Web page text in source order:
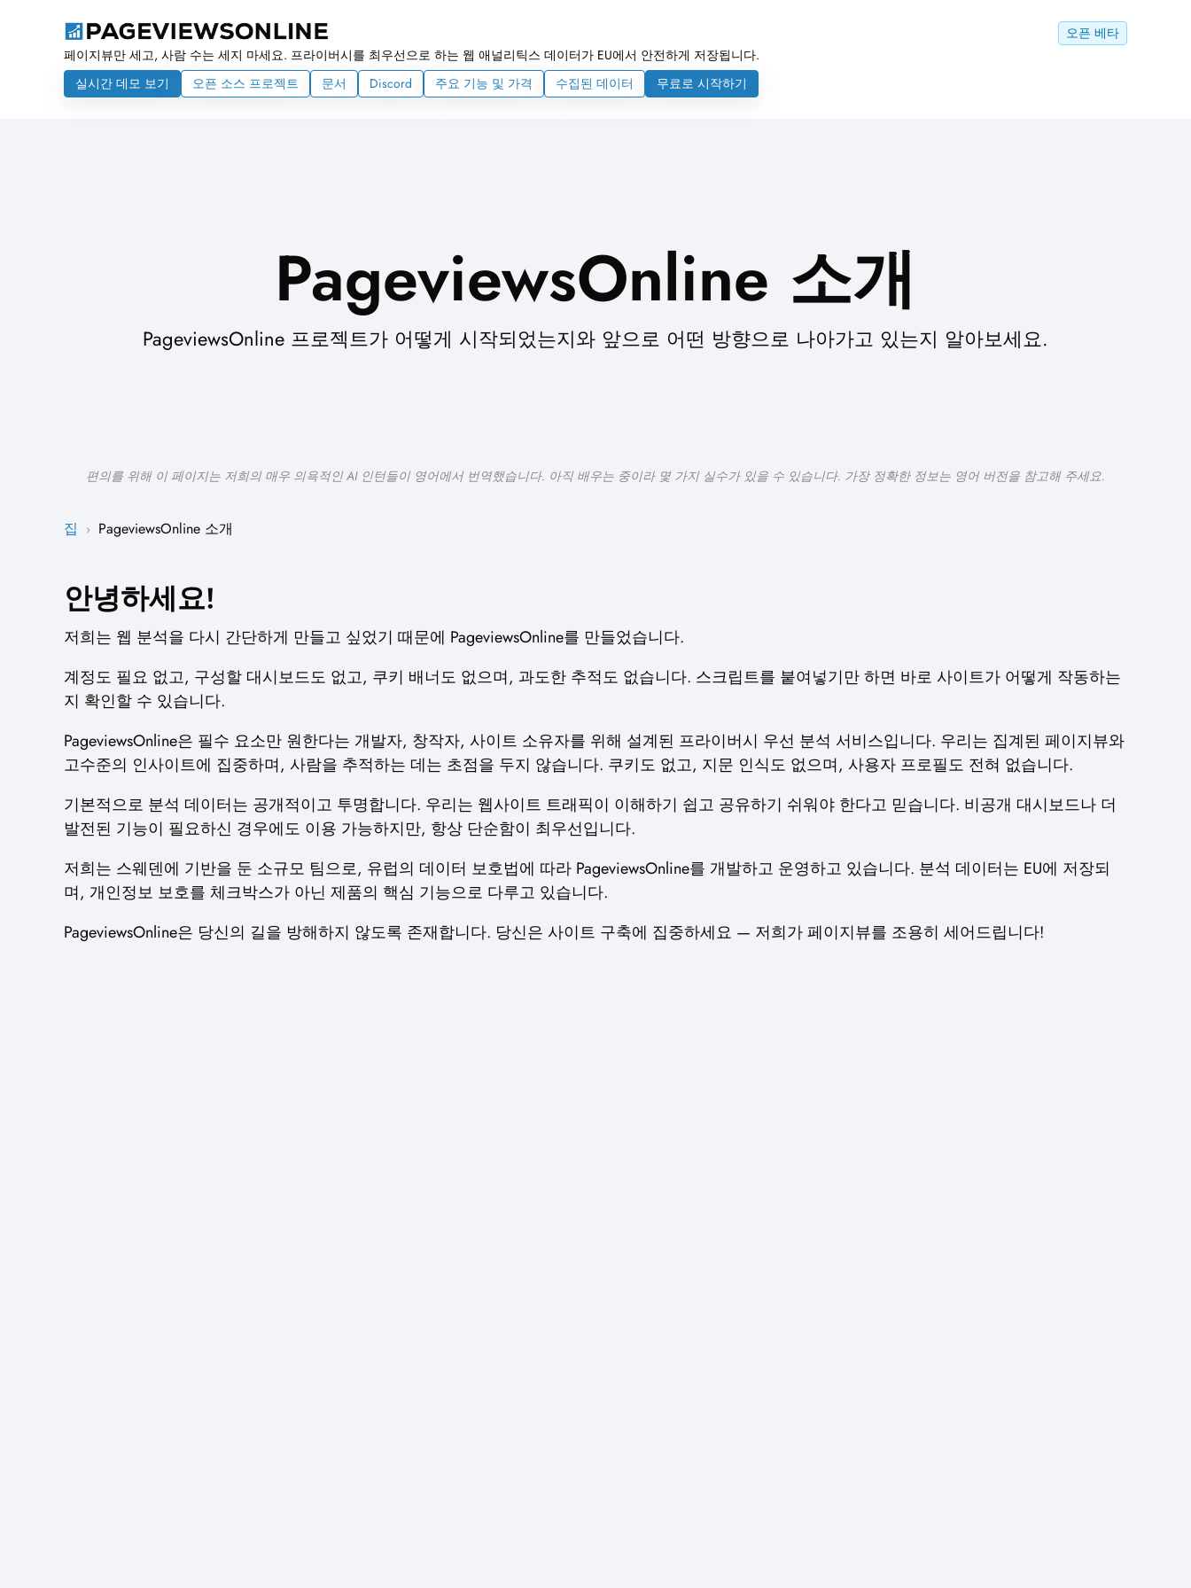
오픈 베타
페이지뷰만 세고, 사람 수는 세지 마세요. 프라이버시를 최우선으로 하는 웹 애널리틱스 데이터가 EU에서 안전하게 저장됩니다.
실시간 데모 보기
오픈 소스 프로젝트 문서 Discord 주요 기능 및 가격 수집된 데이터 무료로 시작하기
PageviewsOnline 소개
PageviewsOnline 프로젝트가 어떻게 시작되었는지와 앞으로 어떤 방향으로 나아가고 있는지 알아보세요.
편의를 위해 이 페이지는 저희의 매우 의욕적인 AI 인턴들이 영어에서 번역했습니다. 아직 배우는 중이라 몇 가지 실수가 있을 수 있습니다. 가장 정확한 정보는 영어 버전을 참고해 주세요.
집 › PageviewsOnline 소개
안녕하세요!
저희는 웹 분석을 다시 간단하게 만들고 싶었기 때문에 PageviewsOnline를 만들었습니다.
계정도 필요 없고, 구성할 대시보드도 없고, 쿠키 배너도 없으며, 과도한 추적도 없습니다. 스크립트를 붙여넣기만 하면 바로 사이트가 어떻게 작동하는
지 확인할 수 있습니다.
PageviewsOnline은 필수 요소만 원한다는 개발자, 창작자, 사이트 소유자를 위해 설계된 프라이버시 우선 분석 서비스입니다. 우리는 집계된 페이지뷰와
고수준의 인사이트에 집중하며, 사람을 추적하는 데는 초점을 두지 않습니다. 쿠키도 없고, 지문 인식도 없으며, 사용자 프로필도 전혀 없습니다.
기본적으로 분석 데이터는 공개적이고 투명합니다. 우리는 웹사이트 트래픽이 이해하기 쉽고 공유하기 쉬워야 한다고 믿습니다. 비공개 대시보드나 더
발전된 기능이 필요하신 경우에도 이용 가능하지만, 항상 단순함이 최우선입니다.
저희는 스웨덴에 기반을 둔 소규모 팀으로, 유럽의 데이터 보호법에 따라 PageviewsOnline를 개발하고 운영하고 있습니다. 분석 데이터는 EU에 저장되
며, 개인정보 보호를 체크박스가 아닌 제품의 핵심 기능으로 다루고 있습니다.
PageviewsOnline은 당신의 길을 방해하지 않도록 존재합니다. 당신은 사이트 구축에 집중하세요 — 저희가 페이지뷰를 조용히 세어드립니다!